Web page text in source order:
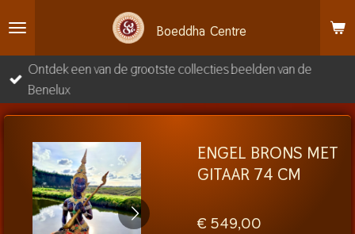
direct
naar
de
hoofdinhoud
Boeddha Centre
Ontdek een van de grootste collecties beelden van de
Benelux
ENGEL BRONS MET
GITAAR 74 CM
€ 549,00